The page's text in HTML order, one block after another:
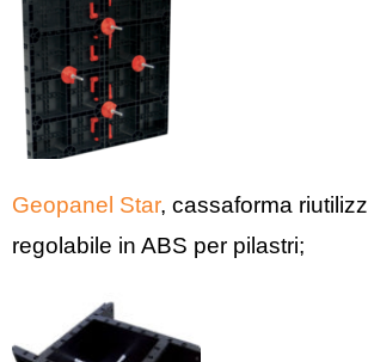
Geopanel Star, cassaforma
regolabile in ABS per pilastri;